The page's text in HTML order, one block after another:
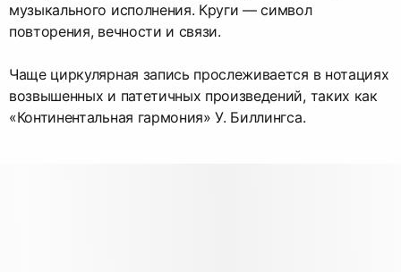
музыкального исполнения. Круги — символ
повторения, вечности и связи.
Чаще циркулярная запись прослеживается в нотациях
возвышенных и патетичных произведений, таких как
«Континентальная гармония» У. Биллингса.